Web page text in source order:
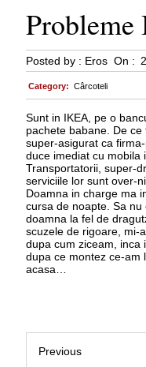
Posted by : Eros On :
Category: Cârcoteli
Sunt in IKEA, pe o
pachete babane. De
super-asigurat ca
duce imediat cu mobila
Transportatorii, super-
serviciile lor sunt over-
Doamna in charge ma
cursa de noapte. Sa
doamna la fel de
scuzele de rigoare, mi-
dupa cum ziceam,
dupa ce montez ce-am
acasa…
Previous